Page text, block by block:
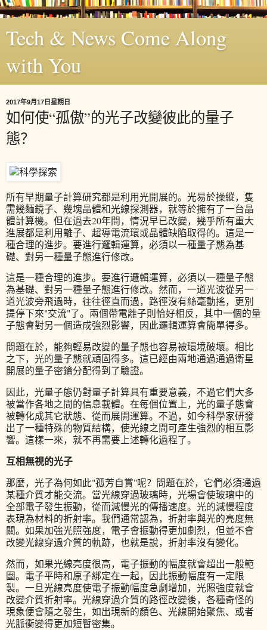
Tech & News Come Along
with You
2017年9月17日星期日
如何使“孤傲”的光子改變彼此的量子
態？
所有早期量子計算研究都是利用光開展的。光易於操縱，隻
需幾麵鏡子、幾塊晶體和光線探測器，就等於擁有了一台晶
體計算機。但在過去20年間，情況早已改變，幾乎所有重大
進展都是利用離子、超導電流環或晶體缺陷取得的。這是一
種合理的進步。要進行邏輯運算，必須以一種量子態為基
礎、對另一種量子態進行修改。
這是一種合理的進步。要進行邏輯運算，必須以一種量子態
為基礎、對另一種量子態進行修改。然而，一道光波從另一
道光波旁飛過時，往往徑直而過，路徑沒有絲毫動搖，更別
提停下來"交流"了。兩個帶電離子則恰好相反，其中一個的量
子態會對另一個造成強烈影響，因此邏輯運算會簡單得多。
問題在於，能夠輕易改變的量子態也容易被環境破壞。相比
之下，光的量子態就頑固得多。這已經由兩地通過通過衛星
開展的量子密鑰分配得到了驗證。
因此，光量子態仍對量子計算具有重要意義，不過它們大多
被當作各地之間的信息載體。在每個位置上，光的量子態會
被轉化成其它狀態、從而展開運算。不過，如今科學家研發
出了一種特殊的物質結構，使光線之間可產生強烈的相互影
響。這樣一來，就不再需要上述轉化過程了。
互相無視的光子
那麼，光子為何如此"孤芳自賞"呢？問題在於，它們必須通過
某種介質才能交流。當光線穿過玻璃時，光場會使玻璃中的
全部電子發生振動，從而減慢光的傳播速度。光的減慢程度
表現為材料的折射率。我們通常認為，折射率與光的亮度無
關。如果加強光照強度，電子會振動得更加劇烈，但並不會
改變光線穿過介質的軌跡，也就是說，折射率沒有變化。
然而，如果光線亮度很高，電子振動的幅度就會超出一般範
圍。電子平時和原子綁定在一起，因此振動幅度有一定限
製。一旦光線亮度使電子振動幅度急劇增加，光照強度就會
改變介質折射率。光線穿過介質的路徑改變後，各種奇怪的
現象便會隨之發生，如出現新的顏色、光線開始聚焦、或者
光脈衝變得更加短暫密集。